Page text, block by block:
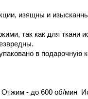
изящны и
так как для
в подарочную
- до 600 об/мин